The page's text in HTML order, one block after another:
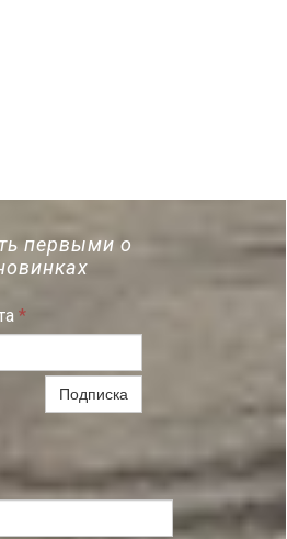
первыми о
*
Подписка